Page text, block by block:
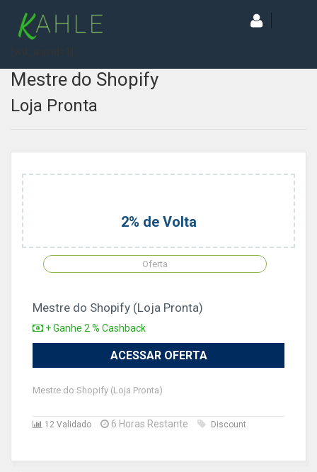
Mestre do Shopify
Loja Pronta
2% de Volta
Oferta
Mestre do Shopify (Loja Pronta)
+ Ganhe 2 % Cashback
ACESSAR OFERTA
Mestre do Shopify (Loja Pronta)
12 Validado 6 Horas Restante Discount